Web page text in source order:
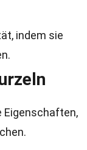
indem sie
Eigenschaften,